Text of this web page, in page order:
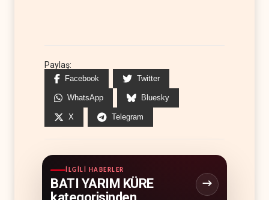
Paylaş:
Facebook Twitter
WhatsApp Bluesky
X Telegram
İLGILI HABERLER
BATI YARIM KÜRE